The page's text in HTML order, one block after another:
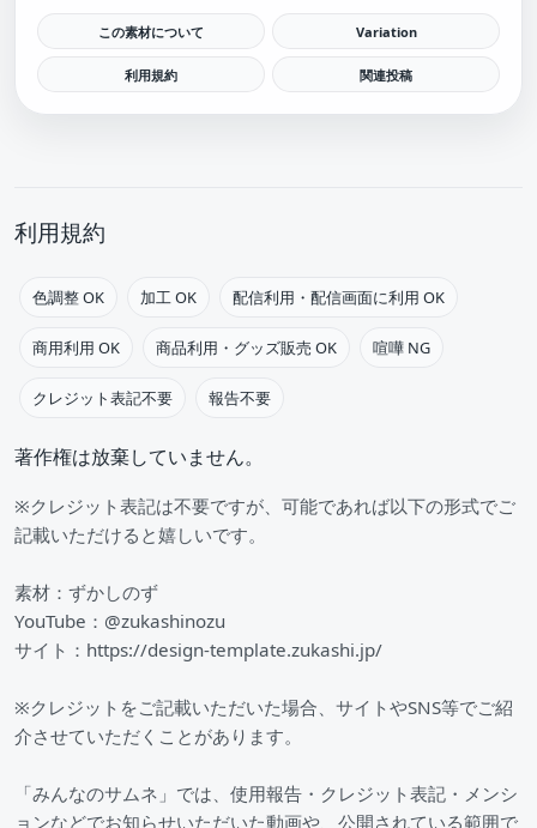
この素材について Variation
利用規約 関連投稿
利用規約
色調整 OK 加工 OK 配信利用・配信画面に利用 OK
商用利用 OK 商品利用・グッズ販売 OK 喧嘩 NG
クレジット表記不要 報告不要
著作権は放棄していません。
※クレジット表記は不要ですが、可能であれば以下の形式でご
記載いただけると嬉しいです。
素材：ずかしのず
YouTube：@zukashinozu
サイト：https://design-template.zukashi.jp/
※クレジットをご記載いただいた場合、サイトやSNS等でご紹
介させていただくことがあります。
「みんなのサムネ」では、使用報告・クレジット表記・メンシ
ョンなどでお知らせいただいた動画や、公開されている範囲で